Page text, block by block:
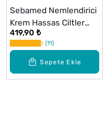
Sepete Ekle
Sebamed Nemlendirici
Krem Hassas Ciltler
İçin 50 ml
419,90 ₺
11